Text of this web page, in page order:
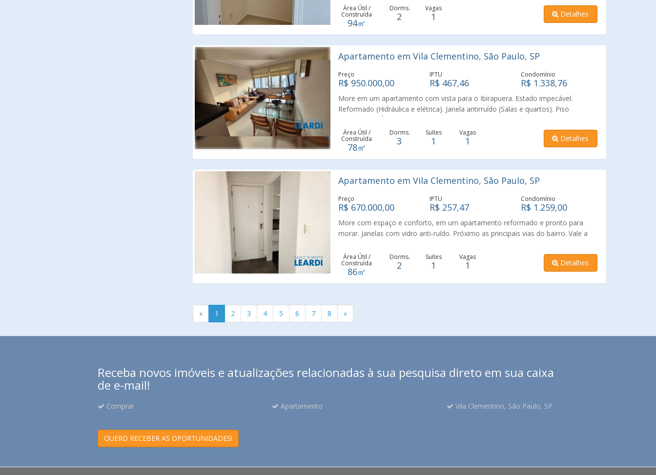
Área Útil /
Construída
94㎡
Dorms.
2
Vagas
1 Detalhes
Apartamento em Vila Clementino, São Paulo, SP
Preço
R$ 950.000,00
IPTU
R$ 467,46
Condomínio
R$ 1.338,76
More em um apartamento com vista para o Ibirapuera. Estado impecável.
Reformado (Hidráulica e elétrica). Janela antirruído (Salas e quartos). Piso
porcenalato. Único com Suíte no Empreendimento e mais um banheiro social.
Sala e cozinha integrada. Pia cuba dupla. Aquecedor. Armários embutidos. Área
de serviço ampla e planejada. Espaço para lavadora, secadora, tanque e seis
prateleiras. Porta trava múltipla (Multilock triplo). Tela de proteção. 1 vaga livre.
Vale a pena uma visita.
Área Útil /
Construída
78㎡
Dorms.
3
Suítes
1
Vagas
1 Detalhes
Apartamento em Vila Clementino, São Paulo, SP
Preço
R$ 670.000,00
IPTU
R$ 257,47
Condomínio
R$ 1.259,00
More com espaço e conforto, em um apartamento reformado e pronto para
morar. Janelas com vidro anti-ruído. Próximo as principais vias do bairro. Vale a
Área Útil /
Construída
86㎡
Dorms.
2
Suítes
1
Vagas
1 Detalhes
« 1 2 3 4 5 6 7 8 »
Receba novos imóveis e atualizações relacionadas à sua pesquisa direto em sua caixa
de e-mail!
Comprar Apartamento Vila Clementino, São Paulo, SP
QUERO RECEBER AS OPORTUNIDADES!